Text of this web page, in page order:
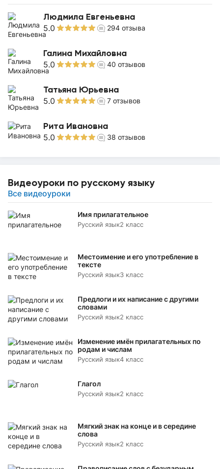
Людмила Евгеньевна
5.0 294 отзыва
Галина Михайловна
5.0 40 отзывов
Татьяна Юрьевна
5.0 7 отзывов
Рита Ивановна
5.0 38 отзывов
Видеоуроки по русскому языку
Все видеоуроки
Имя прилагательное
Русский язык2 класс
Местоимение и его употребление в
тексте
Русский язык3 класс
Предлоги и их написание с другими
словами
Русский язык2 класс
Изменение имён прилагательных по
родам и числам
Русский язык4 класс
Глагол
Русский язык2 класс
Мягкий знак на конце и в середине
слова
Русский язык2 класс